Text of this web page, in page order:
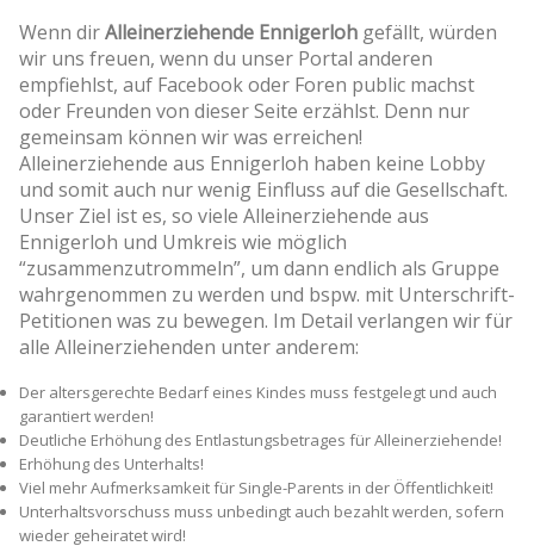
Wenn dirAlleinerziehende Ennigerloh gefällt, würden
wir uns freuen, wenn du unser Portal anderen
empfiehlst, auf Facebook oder Foren public machst
oder Freunden von dieser Seite erzählst. Denn nur
gemeinsam können wir was erreichen!
Alleinerziehende aus Ennigerloh haben keine Lobby
und somit auch nur wenig Einfluss auf die Gesellschaft.
Unser Ziel ist es, so viele Alleinerziehende aus
Ennigerloh und Umkreis wie möglich
“zusammenzutrommeln”, um dann endlich als Gruppe
wahrgenommen zu werden und bspw. mit Unterschrift-
Petitionen was zu bewegen. Im Detail verlangen wir für
alle Alleinerziehenden unter anderem:
Der altersgerechte Bedarf eines Kindes muss festgelegt und auch
garantiert werden!
Deutliche Erhöhung des Entlastungsbetrages für Alleinerziehende!
Erhöhung des Unterhalts!
Viel mehr Aufmerksamkeit für Single-Parents in der Öffentlichkeit!
Unterhaltsvorschuss muss unbedingt auch bezahlt werden, sofern
wieder geheiratet wird!